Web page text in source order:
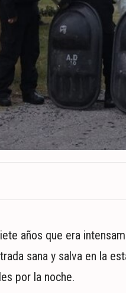
años que era
sana y salva en la
por la noche.